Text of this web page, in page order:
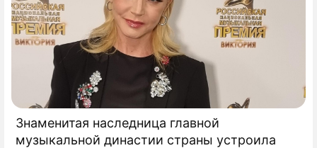
Знаменитая наследница главной
музыкальной династии страны устроила